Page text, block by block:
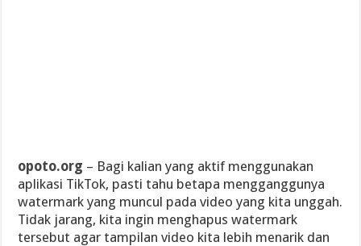
opoto.org – Bagi kalian yang aktif menggunakan
aplikasi TikTok, pasti tahu betapa mengganggunya
watermark yang muncul pada video yang kita unggah.
Tidak jarang, kita ingin menghapus watermark
tersebut agar tampilan video kita lebih menarik dan